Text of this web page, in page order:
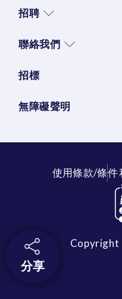
招聘
聯絡我們
招標
無障礙聲明
使用條款/條件
Copyright
分享